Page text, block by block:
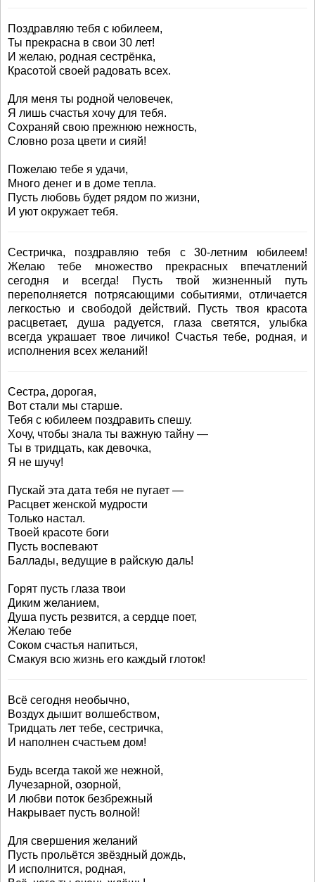
Поздравляю тебя с юбилеем,
Ты прекрасна в свои 30 лет!
И желаю, родная сестрёнка,
Красотой своей радовать всех.
Для меня ты родной человечек,
Я лишь счастья хочу для тебя.
Сохраняй свою прежнюю нежность,
Словно роза цвети и сияй!
Пожелаю тебе я удачи,
Много денег и в доме тепла.
Пусть любовь будет рядом по жизни,
И уют окружает тебя.
Сестричка, поздравляю тебя с 30-летним юбилеем!
Желаю тебе множество прекрасных впечатлений
сегодня и всегда! Пусть твой жизненный путь
переполняется потрясающими событиями, отличается
легкостью и свободой действий. Пусть твоя красота
расцветает, душа радуется, глаза светятся, улыбка
всегда украшает твое личико! Счастья тебе, родная, и
исполнения всех желаний!
Сестра, дорогая,
Вот стали мы старше.
Тебя с юбилеем поздравить спешу.
Хочу, чтобы знала ты важную тайну —
Ты в тридцать, как девочка,
Я не шучу!
Пускай эта дата тебя не пугает —
Расцвет женской мудрости
Только настал.
Твоей красоте боги
Пусть воспевают
Баллады, ведущие в райскую даль!
Горят пусть глаза твои
Диким желанием,
Душа пусть резвится, а сердце поет,
Желаю тебе
Соком счастья напиться,
Смакуя всю жизнь его каждый глоток!
Всё сегодня необычно,
Воздух дышит волшебством,
Тридцать лет тебе, сестричка,
И наполнен счастьем дом!
Будь всегда такой же нежной,
Лучезарной, озорной,
И любви поток безбрежный
Накрывает пусть волной!
Для свершения желаний
Пусть прольётся звёздный дождь,
И исполнится, родная,